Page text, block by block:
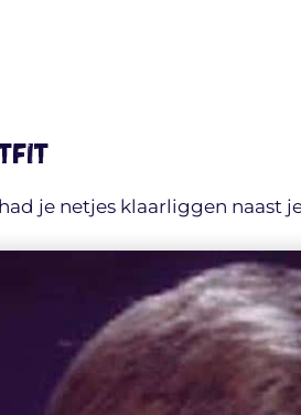
je netjes klaarliggen naast